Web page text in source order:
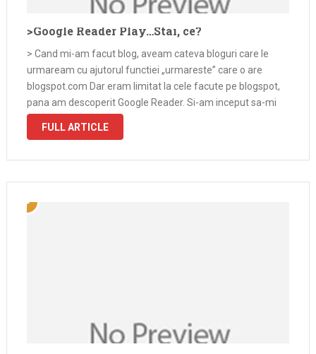
>Google Reader Play…Stai, ce?
> Cand mi-am facut blog, aveam cateva bloguri care le
urmaream cu ajutorul functiei „urmareste” care o are
blogspot.com Dar eram limitat la cele facute pe blogspot,
pana am descoperit Google Reader. Si-am inceput sa-mi
fac curatenie prin bookmark-urile de la Opera si sa bag
FULL ARTICLE